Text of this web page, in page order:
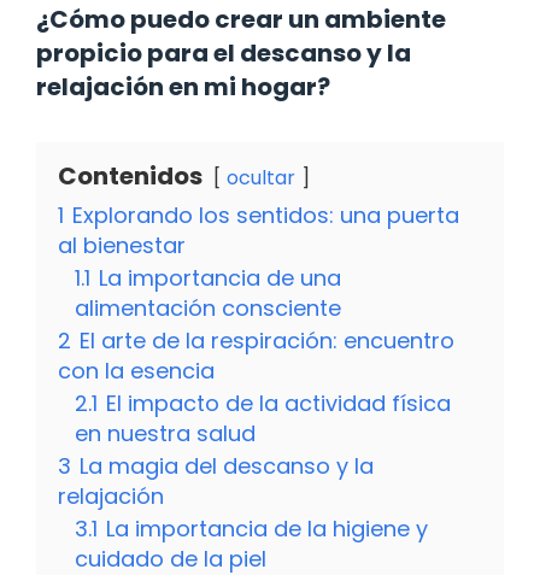
¿Cómo puedo crear un ambiente
propicio para el descanso y la
relajación en mi hogar?
Contenidos ocultar
1 Explorando los sentidos: una puerta
al bienestar
1.1 La importancia de una
alimentación consciente
2 El arte de la respiración: encuentro
con la esencia
2.1 El impacto de la actividad física
en nuestra salud
3 La magia del descanso y la
relajación
3.1 La importancia de la higiene y
cuidado de la piel